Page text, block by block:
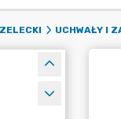
UCHWAŁY I